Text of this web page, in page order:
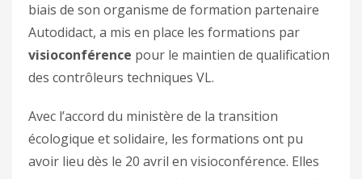
biais de son organisme de formation partenaire
Autodidact, a mis en place les formations par
visioconférence pour le maintien de qualification
des contrôleurs techniques VL.
Avec l’accord du ministère de la transition
écologique et solidaire, les formations ont pu
avoir lieu dès le 20 avril en visioconférence. Elles